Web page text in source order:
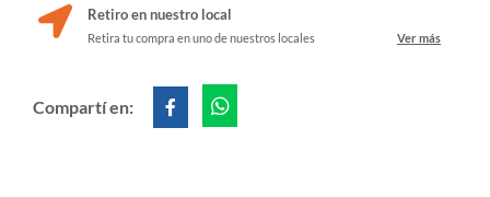
Retiro en nuestro local
Retira tu compra en uno de nuestros locales Ver más
Compartí en: